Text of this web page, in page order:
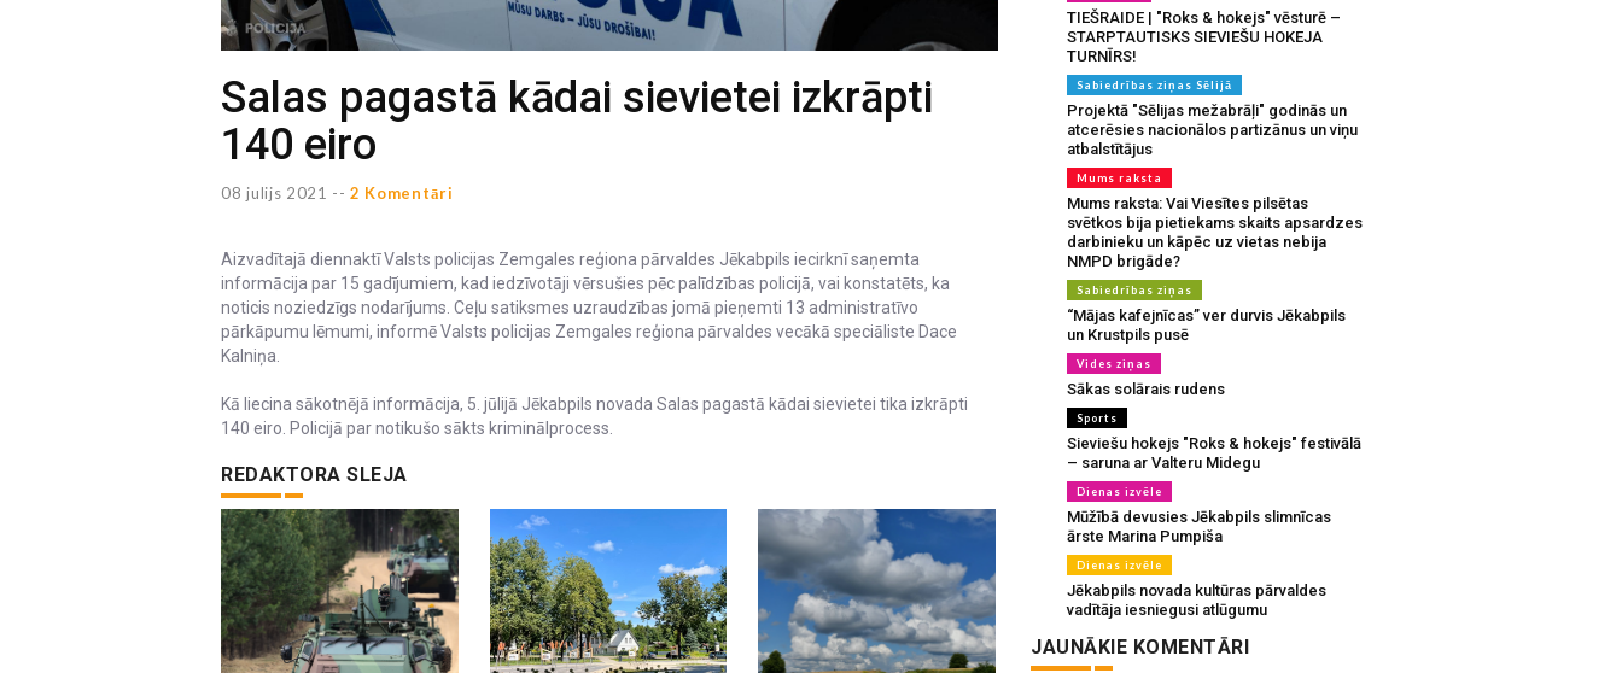
Salas pagastā kādai sievietei izkrāpti
140 eiro
08 julijs 2021 -- 2 Komentāri
Aizvadītajā diennaktī Valsts policijas Zemgales reģiona pārvaldes Jēkabpils iecirknī saņemta
informācija par 15 gadījumiem, kad iedzīvotāji vērsušies pēc palīdzības policijā, vai konstatēts, ka
noticis noziedzīgs nodarījums. Ceļu satiksmes uzraudzības jomā pieņemti 13 administratīvo
pārkāpumu lēmumi, informē Valsts policijas Zemgales reģiona pārvaldes vecākā speciāliste Dace
Kalniņa.
Kā liecina sākotnējā informācija, 5. jūlijā Jēkabpils novada Salas pagastā kādai sievietei tika izkrāpti
140 eiro. Policijā par notikušo sākts kriminālprocess.
REDAKTORA SLEJA
TIEŠRAIDE | "Roks & hokejs" vēsturē –
STARPTAUTISKS SIEVIEŠU HOKEJA
TURNĪRS!
Sabiedrības ziņas Sēlijā
Projektā "Sēlijas mežabrāļi" godinās un
atcerēsies nacionālos partizānus un viņu
atbalstītājus
Mums raksta
Mums raksta: Vai Viesītes pilsētas
svētkos bija pietiekams skaits apsardzes
darbinieku un kāpēc uz vietas nebija
NMPD brigāde?
Sabiedrības ziņas
“Mājas kafejnīcas” ver durvis Jēkabpils
un Krustpils pusē
Vides ziņas
Sākas solārais rudens
Sports
Sieviešu hokejs "Roks & hokejs" festivālā
– saruna ar Valteru Midegu
Dienas izvēle
Mūžībā devusies Jēkabpils slimnīcas
ārste Marina Pumpiša
Dienas izvēle
Jēkabpils novada kultūras pārvaldes
vadītāja iesniegusi atlūgumu
JAUNĀKIE KOMENTĀRI